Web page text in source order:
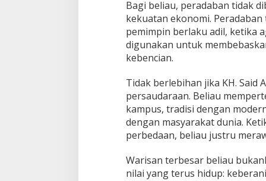
Bagi beliau, peradaban tidak
kekuatan ekonomi.
pemimpin berlaku adil, ketika
digunakan untuk
kebencian.
Tidak berlebihan jika KH. Said
persaudaraan. Beliau
kampus, tradisi dengan
dengan masyarakat dunia.
perbedaan, beliau justru
Warisan terbesar beliau
nilai yang terus hidup: